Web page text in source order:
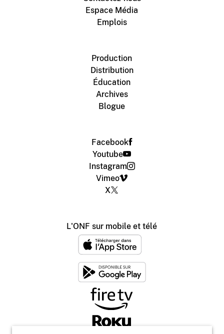
Espace Média
Emplois
Production
Distribution
Éducation
Archives
Blogue
Facebook
Youtube
Instagram
Vimeo
X
L'ONF sur mobile et télé